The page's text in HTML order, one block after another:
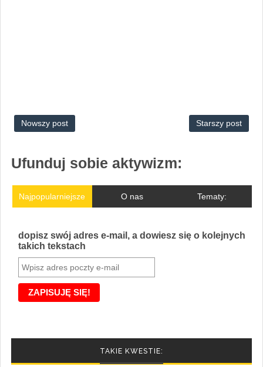
Nowszy post Starszy post
Ufunduj sobie aktywizm:
Najpopularniejsze O nas Tematy:
dopisz swój adres e-mail, a dowiesz się o kolejnych
takich tekstach
TAKIE KWESTIE: